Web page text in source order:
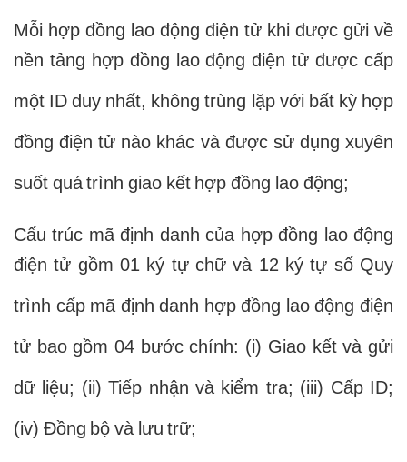
Mỗi hợp đồng lao động điện tử khi được gửi về
nền tảng hợp đồng lao động điện tử được cấp
một ID duy nhất, không trùng lặp với bất kỳ hợp
đồng điện tử nào khác và được sử dụng xuyên
suốt quá trình giao kết hợp đồng lao động;
Cấu trúc mã định danh của hợp đồng lao động
điện tử gồm 01 ký tự chữ và 12 ký tự số Quy
trình cấp mã định danh hợp đồng lao động điện
tử bao gồm 04 bước chính: (i) Giao kết và gửi
dữ liệu; (ii) Tiếp nhận và kiểm tra; (iii) Cấp ID;
(iv) Đồng bộ và lưu trữ;